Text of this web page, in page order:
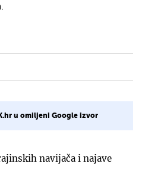
u omiljeni Google izvor
navijača i najave